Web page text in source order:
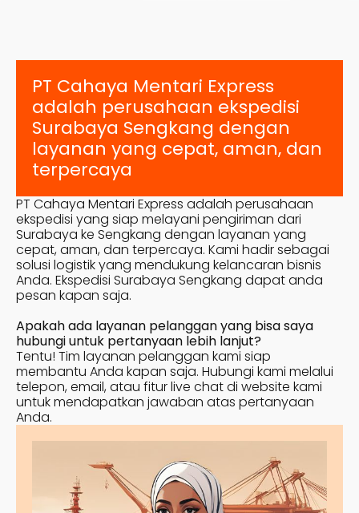
PT Cahaya Mentari Express
adalah perusahaan ekspedisi
Surabaya Sengkang dengan
layanan yang cepat, aman, dan
terpercaya
PT Cahaya Mentari Express adalah perusahaan
ekspedisi yang siap melayani pengiriman dari
Surabaya ke Sengkang dengan layanan yang
cepat, aman, dan terpercaya. Kami hadir sebagai
solusi logistik yang mendukung kelancaran bisnis
Anda. Ekspedisi Surabaya Sengkang dapat anda
pesan kapan saja.
Apakah ada layanan pelanggan yang bisa saya
hubungi untuk pertanyaan lebih lanjut?
Tentu! Tim layanan pelanggan kami siap
membantu Anda kapan saja. Hubungi kami melalui
telepon, email, atau fitur live chat di website kami
untuk mendapatkan jawaban atas pertanyaan
Anda.